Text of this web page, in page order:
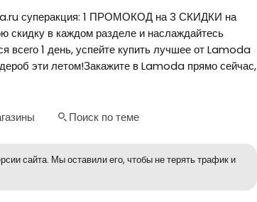
суперакция: 1 ПРОМОКОД на 3 СКИДКИ на
скидку в каждом разделе и наслаждайтесь
1 день, успейте купить лучшее от Lamoda
эти летом!Закажите в Lamoda прямо сейчас,
Поиск по теме
сайта. Мы оставили его, чтобы не терять трафик и